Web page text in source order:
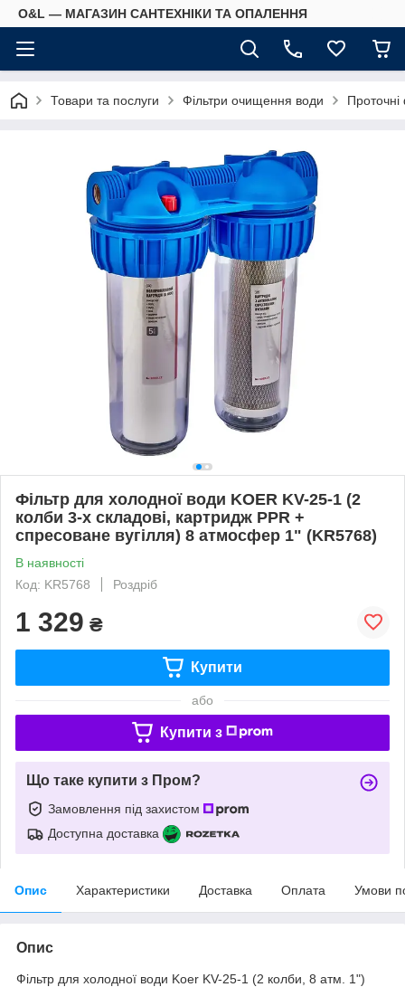
O&L — МАГАЗИН САНТЕХНІКИ ТА ОПАЛЕННЯ
Товари та послуги Фільтри очищення води Проточні
Фільтр для холодної води KOER KV-25-1 (2
колби 3-х складові, картридж PPR +
спресоване вугілля) 8 атмосфер 1" (KR5768)
В наявності
Код: KR5768
Роздріб
1 329 ₴
Купити
або
Купити з
Що таке купити з Пром?
Замовлення під захистом
Доступна доставка
Опис Характеристики Доставка Оплата Умови
Опис
Фільтр для холодної води Koer KV-25-1 (2 колби, 8 атм. 1")